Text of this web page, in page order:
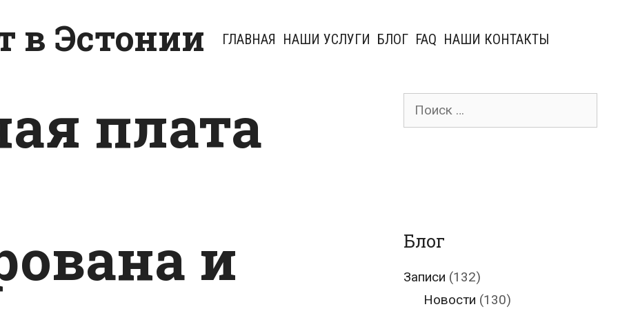
в Эстонии ГЛАВНАЯ НАШИ УСЛУГИ БЛОГ FAQ НАШИ КОНТАКТЫ
плата
и
Поиск
Блог
Записи (132)
Новости (130)